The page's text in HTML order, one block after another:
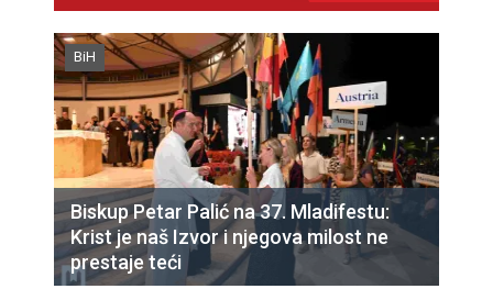
BiH
Biskup Petar Palić na 37. Mladifestu:
Krist je naš Izvor i njegova milost ne
prestaje teći